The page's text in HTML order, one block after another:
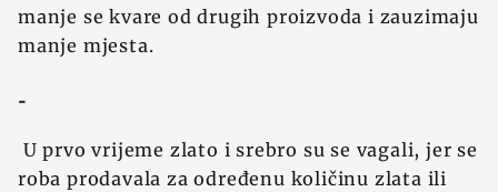
manje se kvare od drugih proizvoda i zauzimaju
manje mjesta.
-
U prvo vrijeme zlato i srebro su se vagali, jer se
roba prodavala za određenu količinu zlata ili